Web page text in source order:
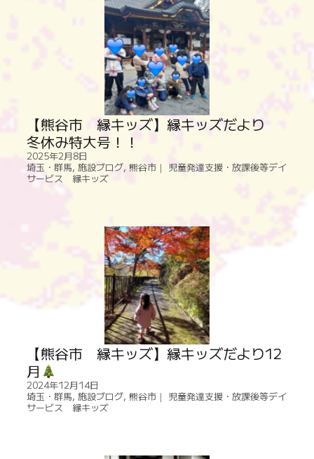
【熊谷市 縁キッズ】縁キッズだより
冬休み特大号！！
2025年2月8日
埼玉・群馬, 施設ブログ, 熊谷市｜ 児童発達支援・放課後等デイ
サービス 縁キッズ
【熊谷市 縁キッズ】縁キッズだより12
月
2024年12月14日
埼玉・群馬, 施設ブログ, 熊谷市｜ 児童発達支援・放課後等デイ
サービス 縁キッズ